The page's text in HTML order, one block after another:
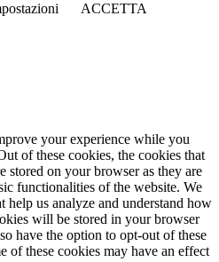
ACCETTA
your experience while you
of these cookies, the cookies that
stored on your browser as they are
functionalities of the website. We
help us analyze and understand how
will be stored in your browser
have the option to opt-out of these
of these cookies may have an effect